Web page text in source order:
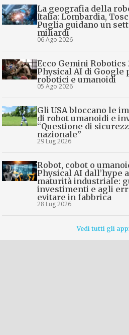
La geografia della
Italia: Lombardia,
Puglia guidano un
miliardi
06 Ago 2026
Ecco Gemini Robotics
Physical AI di Google
robotici e umanoidi
05 Ago 2026
Gli USA bloccano le
di robot umanoidi e
“Questione di
nazionale”
29 Lug 2026
Robot, cobot o
Physical AI dall’hype
maturità industriale:
investimenti e agli
evitare in fabbrica
28 Lug 2026
Vedi tutti gli